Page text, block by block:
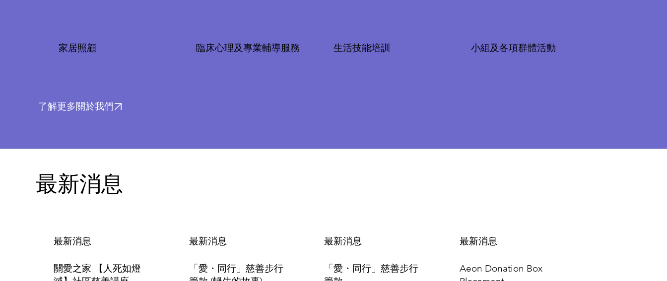
了解更多關於我們
家居照顧 臨床心理及專業輔導服務 生活技能培訓 小組及各項群體活動
最新消息
最新消息
關愛之家 【人死如燈
最新消息
「愛・同行」慈善步行
最新消息
「愛・同行」慈善步行
最新消息
Aeon Donation Box